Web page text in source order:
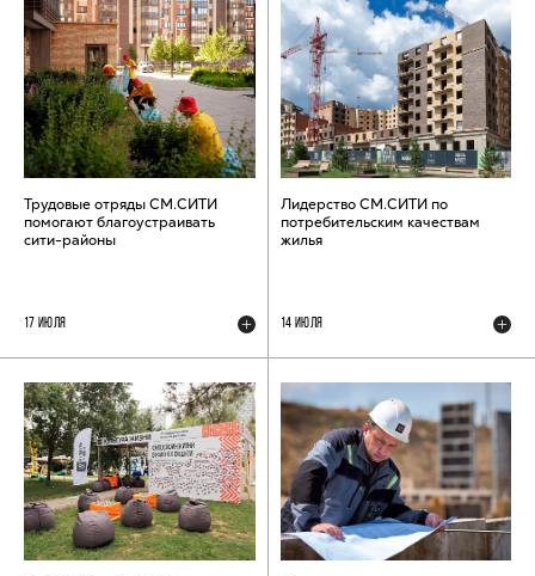
Трудовые отряды СМ.СИТИ
помогают благоустраивать
сити-районы
17 ИЮЛЯ
Лидерство СМ.СИТИ по
потребительским качествам
жилья
14 ИЮЛЯ